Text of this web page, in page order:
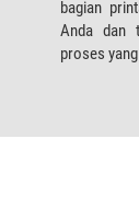
bagian
Anda dan
proses